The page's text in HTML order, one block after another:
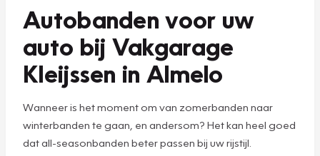
Autobanden voor uw
auto bij Vakgarage
Kleijssen in Almelo
Wanneer is het moment om van zomerbanden naar
winterbanden te gaan, en andersom? Het kan heel goed
dat all-seasonbanden beter passen bij uw rijstijl.